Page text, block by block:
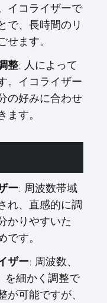
イコライザーで
で、長時間のリ
ます。
整: 人によって
。イコライザー
の好みに合わせ
す。
ー: 周波数帯域
れ、直感的に調
かりやすいた
す。
ザー: 周波数、
を細かく調整で
可能ですが、